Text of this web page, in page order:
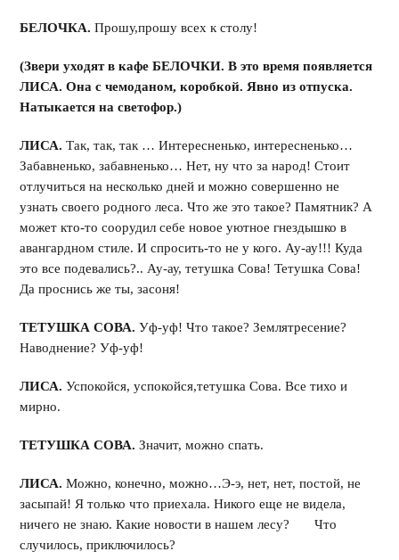
БЕЛОЧКА. Прошу,прошу всех к столу!
(Звери уходят в кафе БЕЛОЧКИ. В это время появляется
ЛИСА. Она с чемоданом, коробкой. Явно из отпуска.
Натыкается на светофор.)
ЛИСА.Так, так, так … Интересненько, интересненько…
Забавненько, забавненько… Нет, ну что за народ! Стоит
отлучиться на несколько дней и можно совершенно не
узнать своего родного леса. Что же это такое? Памятник? А
может кто-то соорудил себе новое уютное гнездышко в
авангардном стиле. И спросить-то не у кого. Ау-ау!!! Куда
это все подевались?.. Ау-ау, тетушка Сова! Тетушка Сова!
Да проснись же ты, засоня!
ТЕТУШКА СОВА.Уф-уф! Что такое? Землятресение?
Наводнение? Уф-уф!
ЛИСА. Успокойся, успокойся,тетушка Сова. Все тихо и
мирно.
ТЕТУШКА СОВА.Значит, можно спать.
ЛИСА.Можно, конечно, можно…Э-э, нет, нет, постой, не
засыпай! Я только что приехала. Никого еще не видела,
ничего не знаю. Какие новости в нашем лесу? Что
случилось, приключилось?